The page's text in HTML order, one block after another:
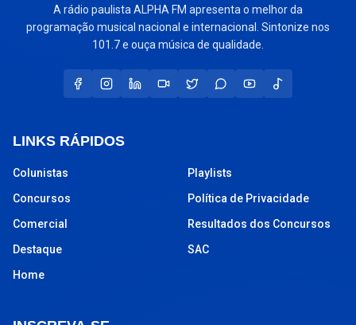
A rádio paulista ALPHA FM apresenta o melhor da
programação musical nacional e internacional. Sintonize nos
101.7 e ouça música de qualidade.
LINKS RÁPIDOS
Colunistas
Concursos
Comercial
Destaque
Home
Playlists
Política de Privacidade
Resultados dos Concursos
SAC